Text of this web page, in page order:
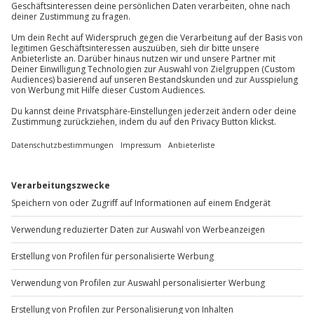
Hinweis
Hin- und Rückreise sind im Preis nicht inbegriffen
81671 München
Du erreichst uns telefonisch zu folgenden Zeiten,
außer an bundesweiten Feiertagen:
Mo-Fr: 8-20 Uhr | Sa: 10-16 Uhr
Du möchtest als Firma bestellen?
Sichere Dir attraktive Firmenkunden Vorteile.
Mo-Fr: 9-17 Uhr
b2b@jochen-schweizer.de
www.b2b.jochen-schweizer.de/
Artikelnummer:62312